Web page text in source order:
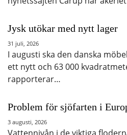
Jysk utökar med nytt lager
31 juli, 2026
I augusti ska den danska
ett nytt och 63 000
rapporterar…
Problem för sjöfarten i
3 augusti, 2026